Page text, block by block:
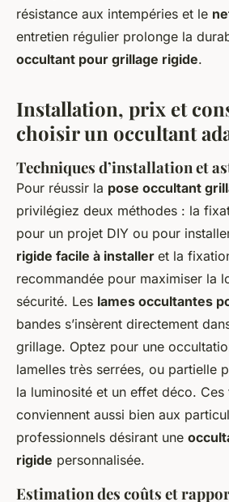
résistance aux intempéries et le
entretien régulier prolonge la
occultant pour grillage rigide.
Installation, prix et
choisir un occultant
Techniques d’installation et
Pour réussir la pose occultant
privilégiez deux méthodes : la
pour un projet DIY ou pour
rigide facile à installer et la
recommandée pour maximiser la
sécurité. Les lames occultantes
bandes s’insèrent directement
grillage. Optez pour une
lamelles très serrées, ou partielle
la luminosité et un effet déco. Ces
conviennent aussi bien aux
professionnels désirant une
rigide personnalisée.
Estimation des coûts et